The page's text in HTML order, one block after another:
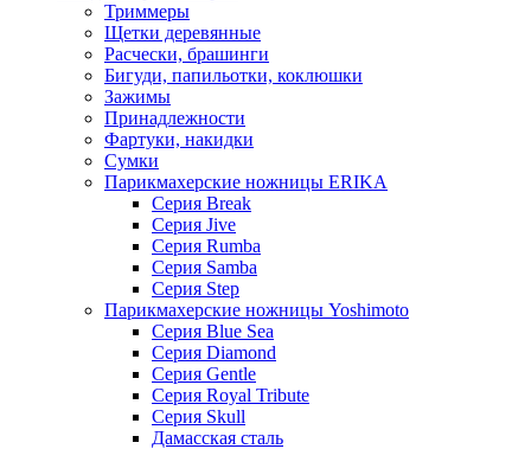
Триммеры
Щетки деревянные
Расчески, брашинги
Бигуди, папильотки, коклюшки
Зажимы
Принадлежности
Фартуки, накидки
Сумки
Парикмахерские ножницы ERIKA
Серия Break
Серия Jive
Серия Rumba
Серия Samba
Серия Step
Парикмахерские ножницы Yoshimoto
Серия Blue Sea
Серия Diamond
Серия Gentle
Серия Royal Tribute
Серия Skull
Дамасская сталь